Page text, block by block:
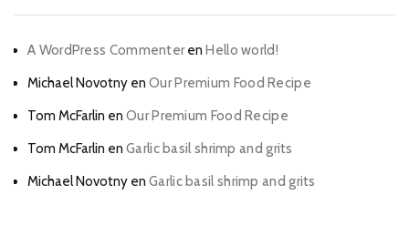
A WordPress CommenterenHello world!
Michael Novotny en Our Premium Food Recipe
Tom McFarlin en Our Premium Food Recipe
Tom McFarlin en Garlic basil shrimp and grits
Michael Novotny en Garlic basil shrimp and grits